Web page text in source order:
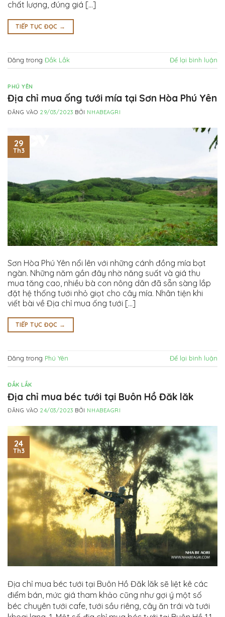
chất lượng, đúng giá […]
TIẾP TỤC ĐỌC →
Đăng trong Đắk Lắk Để lại bình luận
PHÚ YÊN
Địa chỉ mua ống tưới mía tại Sơn Hòa Phú Yên
ĐĂNG VÀO 29/03/2023 BỞI NHABEAGRI
29
Th3
Sơn Hòa Phú Yên nổi lên với những cánh đồng mía bạt
ngàn. Những năm gần đây nhờ năng suất và giá thu
mua tăng cao, nhiều bà con nông dân đã sẵn sàng lắp
đặt hệ thống tưới nhỏ giọt cho cây mía. Nhân tiện khi
viết bài về Địa chỉ mua ống tưới [...]
TIẾP TỤC ĐỌC →
Đăng trong Phú Yên Để lại bình luận
ĐẮK LẮK
Địa chỉ mua béc tưới tại Buôn Hồ Đăk lăk
ĐĂNG VÀO 24/03/2023 BỞI NHABEAGRI
24
Th3
Địa chỉ mua béc tưới tại Buôn Hồ Đăk lăk sẽ liệt kê các
điểm bán, mức giá tham khảo cũng như gợi ý một số
béc chuyên tưới cafe, tưới sầu riêng, cây ăn trái và tưới